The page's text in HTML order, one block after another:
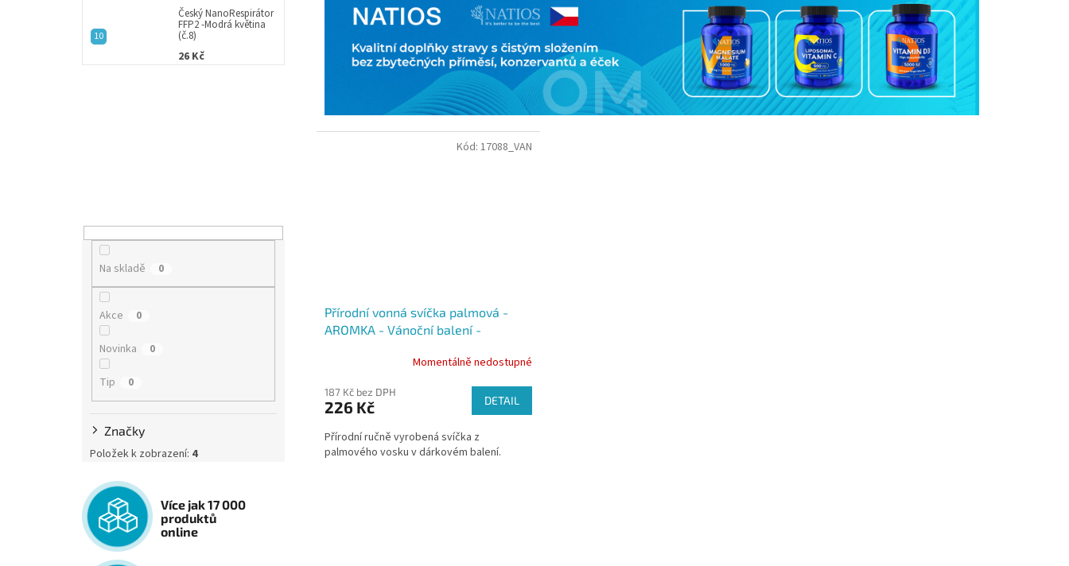
Český NanoRespirátor
FFP2 -Modrá květina
(č.8)
26 Kč
Na skladě 0
Akce 0
Novinka 0
Tip 0
Značky
Položek k zobrazení: 4
Více jak 17 000
produktů
online
Přírodní vonná svíčka palmová -
AROMKA - Vánoční balení -
Momentálně nedostupné
187 Kč bez DPH
226 Kč DETAIL
Přírodní ručně vyrobená svíčka z
palmového vosku v dárkovém balení.
Kód: 17088_VAN